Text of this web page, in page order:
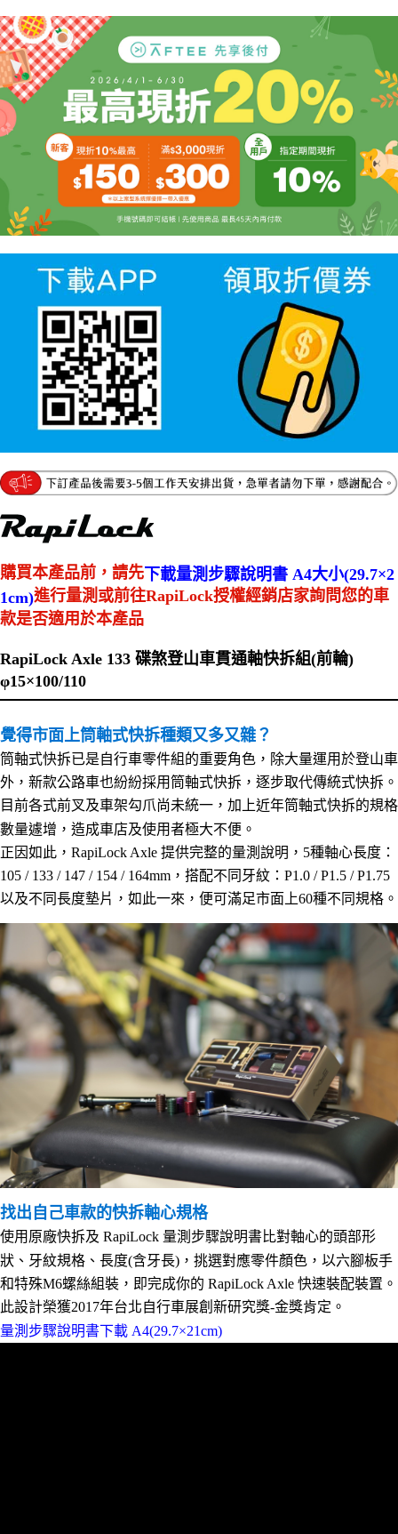
購買本產品前，請先下載量測步驟說明書 A4大小(29.7×2
1cm)進行量測或前往RapiLock授權經銷店家詢問您的車
款是否適用於本產品
RapiLock Axle 133 碟煞登山車貫通軸快拆組(前輪)
φ15×100/110
覺得市面上筒軸式快拆種類又多又雜？
筒軸式快拆已是自行車零件組的重要角色，除大量運用於登山車
外，新款公路車也紛紛採用筒軸式快拆，逐步取代傳統式快拆。
目前各式前叉及車架勾爪尚未統一，加上近年筒軸式快拆的規格
數量遽增，造成車店及使用者極大不便。
正因如此，RapiLock Axle 提供完整的量測說明，5種軸心長度：
105 / 133 / 147 / 154 / 164mm，搭配不同牙紋：P1.0 / P1.5 / P1.75
以及不同長度墊片，如此一來，便可滿足市面上60種不同規格。
找出自己車款的快拆軸心規格
使用原廠快拆及 RapiLock 量測步驟說明書比對軸心的頭部形
狀、牙紋規格、長度(含牙長)，挑選對應零件顏色，以六腳板手
和特殊M6螺絲組裝，即完成你的 RapiLock Axle 快速裝配裝置。
此設計榮獲2017年台北自行車展創新研究獎-金獎肯定。
量測步驟說明書下載 A4(29.7×21cm)